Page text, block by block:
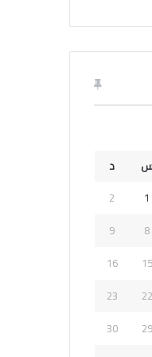
د
1
2
8
9
15
16
22
23
29
30